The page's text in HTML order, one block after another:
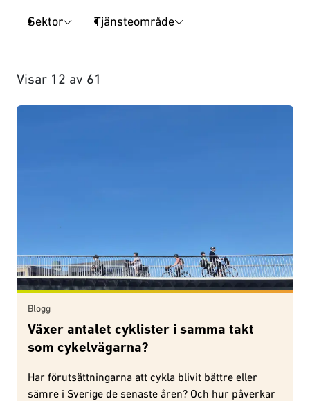
Sektor Tjänsteområde
Visar 12 av 61
Blogg
Växer antalet cyklister i samma takt
som cykelvägarna?
Har förutsättningarna att cykla blivit bättre eller
sämre i Sverige de senaste åren? Och hur påverkar